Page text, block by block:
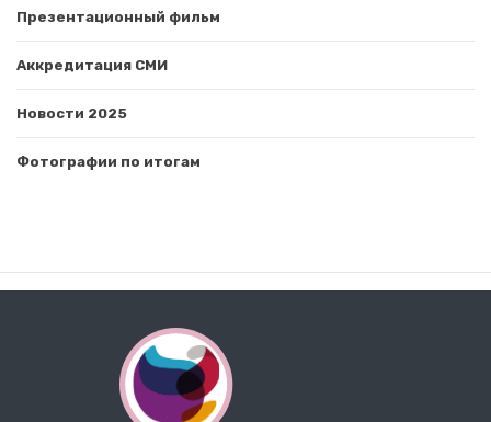
Презентационный фильм
Аккредитация СМИ
Новости 2025
Фотографии по итогам